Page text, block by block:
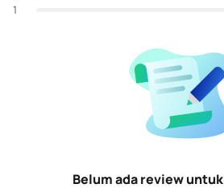
1
Belum ada review